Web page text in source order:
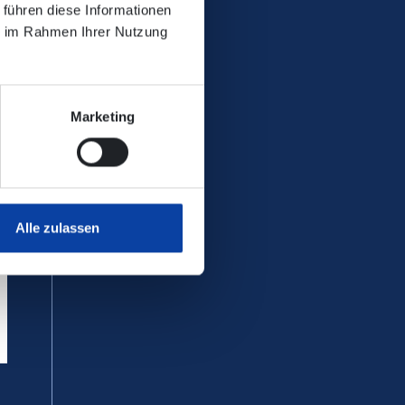
diese Informationen
Rahmen Ihrer Nutzung
Marketing
Alle zulassen